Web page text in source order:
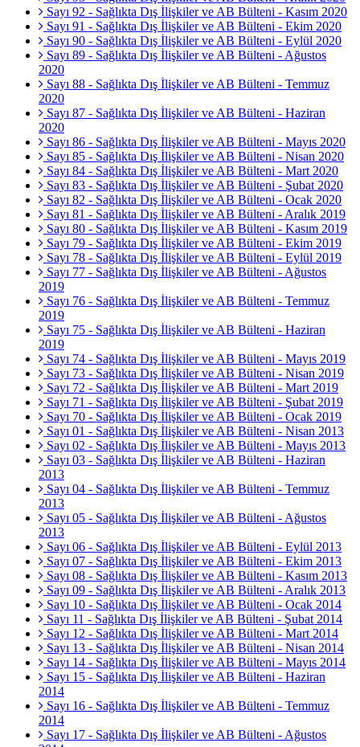
Sayı 92 - Sağlıkta Dış İlişkiler ve AB Bülteni - Kasım 2020
Sayı 91 - Sağlıkta Dış İlişkiler ve AB Bülteni - Ekim 2020
Sayı 90 - Sağlıkta Dış İlişkiler ve AB Bülteni - Eylül 2020
Sayı 89 - Sağlıkta Dış İlişkiler ve AB Bülteni - Ağustos
2020
Sayı 88 - Sağlıkta Dış İlişkiler ve AB Bülteni - Temmuz
2020
Sayı 87 - Sağlıkta Dış İlişkiler ve AB Bülteni - Haziran
2020
Sayı 86 - Sağlıkta Dış İlişkiler ve AB Bülteni - Mayıs 2020
Sayı 85 - Sağlıkta Dış İlişkiler ve AB Bülteni - Nisan 2020
Sayı 84 - Sağlıkta Dış İlişkiler ve AB Bülteni - Mart 2020
Sayı 83 - Sağlıkta Dış İlişkiler ve AB Bülteni - Şubat 2020
Sayı 82 - Sağlıkta Dış İlişkiler ve AB Bülteni - Ocak 2020
Sayı 81 - Sağlıkta Dış İlişkiler ve AB Bülteni - Aralık 2019
Sayı 80 - Sağlıkta Dış İlişkiler ve AB Bülteni - Kasım 2019
Sayı 79 - Sağlıkta Dış İlişkiler ve AB Bülteni - Ekim 2019
Sayı 78 - Sağlıkta Dış İlişkiler ve AB Bülteni - Eylül 2019
Sayı 77 - Sağlıkta Dış İlişkiler ve AB Bülteni - Ağustos
2019
Sayı 76 - Sağlıkta Dış İlişkiler ve AB Bülteni - Temmuz
2019
Sayı 75 - Sağlıkta Dış İlişkiler ve AB Bülteni - Haziran
2019
Sayı 74 - Sağlıkta Dış İlişkiler ve AB Bülteni - Mayıs 2019
Sayı 73 - Sağlıkta Dış İlişkiler ve AB Bülteni - Nisan 2019
Sayı 72 - Sağlıkta Dış İlişkiler ve AB Bülteni - Mart 2019
Sayı 71 - Sağlıkta Dış İlişkiler ve AB Bülteni - Şubat 2019
Sayı 70 - Sağlıkta Dış İlişkiler ve AB Bülteni - Ocak 2019
Sayı 01 - Sağlıkta Dış İlişkiler ve AB Bülteni - Nisan 2013
Sayı 02 - Sağlıkta Dış İlişkiler ve AB Bülteni - Mayıs 2013
Sayı 03 - Sağlıkta Dış İlişkiler ve AB Bülteni - Haziran
2013
Sayı 04 - Sağlıkta Dış İlişkiler ve AB Bülteni - Temmuz
2013
Sayı 05 - Sağlıkta Dış İlişkiler ve AB Bülteni - Ağustos
2013
Sayı 06 - Sağlıkta Dış İlişkiler ve AB Bülteni - Eylül 2013
Sayı 07 - Sağlıkta Dış İlişkiler ve AB Bülteni - Ekim 2013
Sayı 08 - Sağlıkta Dış İlişkiler ve AB Bülteni - Kasım 2013
Sayı 09 - Sağlıkta Dış İlişkiler ve AB Bülteni - Aralık 2013
Sayı 10 - Sağlıkta Dış İlişkiler ve AB Bülteni - Ocak 2014
Sayı 11 - Sağlıkta Dış İlişkiler ve AB Bülteni - Şubat 2014
Sayı 12 - Sağlıkta Dış İlişkiler ve AB Bülteni - Mart 2014
Sayı 13 - Sağlıkta Dış İlişkiler ve AB Bülteni - Nisan 2014
Sayı 14 - Sağlıkta Dış İlişkiler ve AB Bülteni - Mayıs 2014
Sayı 15 - Sağlıkta Dış İlişkiler ve AB Bülteni - Haziran
2014
Sayı 16 - Sağlıkta Dış İlişkiler ve AB Bülteni - Temmuz
2014
Sayı 17 - Sağlıkta Dış İlişkiler ve AB Bülteni - Ağustos